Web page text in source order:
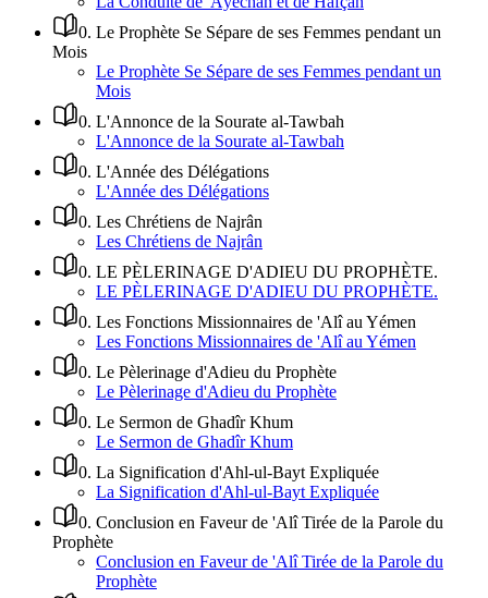
0. Le Prophète Se Sépare de ses Femmes pendant un
Mois
Le Prophète Se Sépare de ses Femmes pendant un
Mois
0. L'Annonce de la Sourate al-Tawbah
L'Annonce de la Sourate al-Tawbah
0. L'Année des Délégations
L'Année des Délégations
0. Les Chrétiens de Najrân
Les Chrétiens de Najrân
0. LE PÈLERINAGE D'ADIEU DU PROPHÈTE.
LE PÈLERINAGE D'ADIEU DU PROPHÈTE.
0. Les Fonctions Missionnaires de 'Alî au Yémen
Les Fonctions Missionnaires de 'Alî au Yémen
0. Le Pèlerinage d'Adieu du Prophète
Le Pèlerinage d'Adieu du Prophète
0. Le Sermon de Ghadîr Khum
Le Sermon de Ghadîr Khum
0. La Signification d'Ahl-ul-Bayt Expliquée
La Signification d'Ahl-ul-Bayt Expliquée
0. Conclusion en Faveur de 'Alî Tirée de la Parole du
Prophète
Conclusion en Faveur de 'Alî Tirée de la Parole du
Prophète